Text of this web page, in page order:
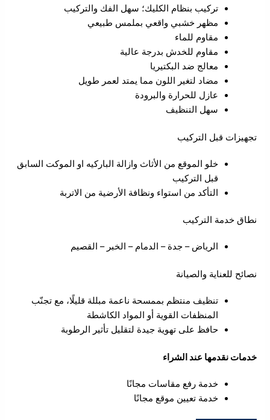
تركيب بنظام الكليك؛ سهل الفك والتركيب
مظهر خشبي واقعي بملمس طبيعي
مقاوم للماء
مقاوم للخدش بدرجة عالية
معالج ضد البكتيريا
مضاد لتغير اللون مما يمتد لعمر طويل
عازل للحرارة والبرودة
سهل التنظيف
تجهيزات قبل التركيب
خلو الموقع من الأثاث وازالة الباركيه او الموكت السابق
قبل التركيب
التأكد من استواء ونظافة الأرضية من الاتربة
نطاق خدمة التركيب
الرياض – جدة – الدمام – الخبر – القصيم
نصائح للعناية والصيانة
تنظيف منتظم بممسحة ناعمة مبللة قليلًا، مع تجنّب
المنظفات القوية أو المواد الكاشطة
حافظ على تهوية جيدة لتقليل تأثير الرطوبة
خدمات نقدمها عند الشراء
خدمة رفع مقاسات مجانًا
خدمة تعيين موقع مجانًا